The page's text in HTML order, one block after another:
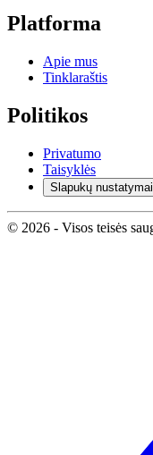
Platforma
Apie mus
Tinklaraštis
Politikos
Privatumo
Taisyklės
Slapukų nustatymai
© 2026 - Visos teisės